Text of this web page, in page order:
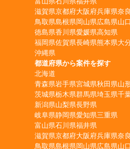
滋賀県京都府大阪府兵庫県奈
鳥取県島根県岡山県広島県山
徳島県香川県愛媛県高知県
福岡県佐賀県長崎県熊本県大
沖縄県
都道府県から案件を探す
北海道
青森県岩手県宮城県秋田県山
茨城県栃木県群馬県埼玉県千
新潟県山梨県長野県
岐阜県静岡県愛知県三重県
富山県石川県福井県
滋賀県京都府大阪府兵庫県奈
鳥取県島根県岡山県広島県山